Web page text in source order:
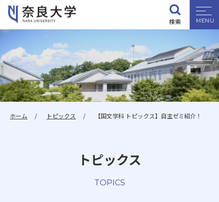
検索
大学紹介
学部・大学院
ホーム トピックス 【国文学科 トピックス】自主ゼミ紹介！
トピックス
TOPICS